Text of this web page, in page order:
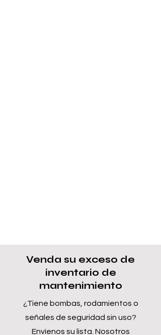
Venda su exceso de
inventario de
mantenimiento
¿Tiene bombas, rodamientos o
señales de seguridad sin uso?
Envíenos su lista. Nosotros